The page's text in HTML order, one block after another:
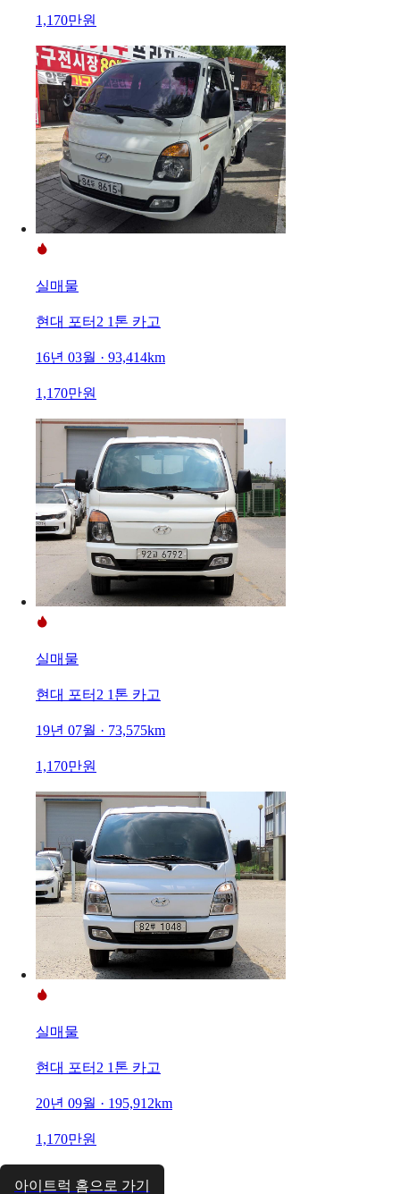
1,170만원
실매물
현대 포터2 1톤 카고
16년 03월 · 93,414km
1,170만원
실매물
현대 포터2 1톤 카고
19년 07월 · 73,575km
1,170만원
실매물
현대 포터2 1톤 카고
20년 09월 · 195,912km
1,170만원
아이트럭 홈으로 가기